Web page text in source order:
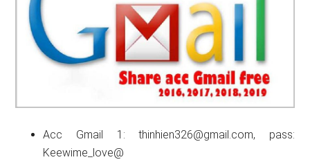
Acc Gmail 1:thinhien326@gmail.com, pass:
Keewime_love@